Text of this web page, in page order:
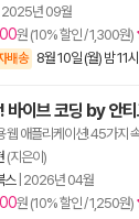
2025년 09월
원 (10% 할인 / 1,300원)
배송 8월 10일 (월) 밤 11시
바이브 코딩 by 안티
웹 애플리케이션! 45가지
(지은이)
스| 2026년 04월
원 (10% 할인 / 1,250원)